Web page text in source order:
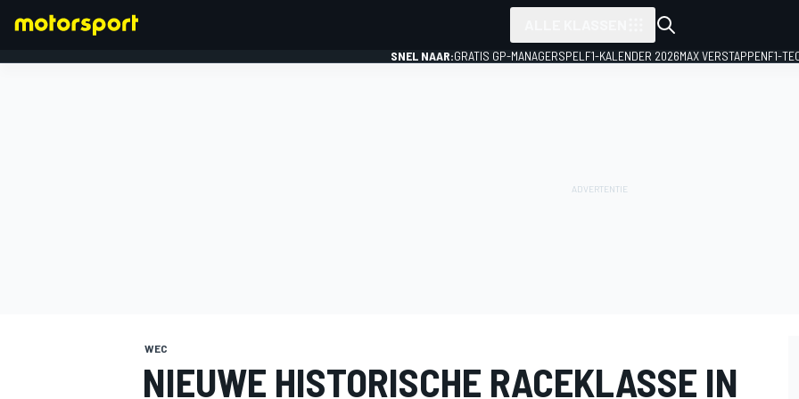
SNEL NAAR:GRATIS GP-MANAGERSPEL F1-KALENDER 2026MAX VERSTAPPENF1-
WEC
NIEUWE HISTORISCHE RACEKLASSE IN